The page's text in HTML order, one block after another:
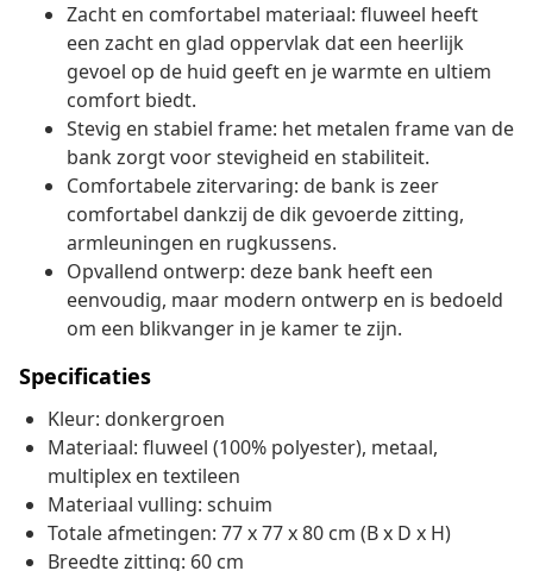
Zacht en comfortabel materiaal: fluweel heeft
een zacht en glad oppervlak dat een heerlijk
gevoel op de huid geeft en je warmte en ultiem
comfort biedt.
Stevig en stabiel frame: het metalen frame van de
bank zorgt voor stevigheid en stabiliteit.
Comfortabele zitervaring: de bank is zeer
comfortabel dankzij de dik gevoerde zitting,
armleuningen en rugkussens.
Opvallend ontwerp: deze bank heeft een
eenvoudig, maar modern ontwerp en is bedoeld
om een blikvanger in je kamer te zijn.
Specificaties
Kleur: donkergroen
Materiaal: fluweel (100% polyester), metaal,
multiplex en textileen
Materiaal vulling: schuim
Totale afmetingen: 77 x 77 x 80 cm (B x D x H)
Breedte zitting: 60 cm